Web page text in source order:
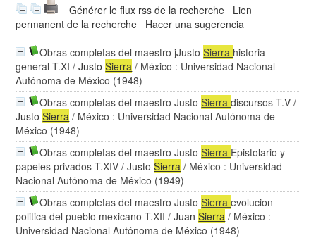
Générer le flux rss de la recherche
Lien
permanent de la recherche
Hacer una sugerencia
Obras completas del maestro jJustoSierra historia
general T.XI /JustoSierra / México : Universidad Nacional
Autónoma de México (1948)
Obras completas del maestro JustoSierradiscursos T.V /
JustoSierra / México : Universidad Nacional Autónoma de
México (1948)
Obras completas del maestro JustoSierra Epistolario y
papeles privados T.XIV /JustoSierra / México : Universidad
Nacional Autónoma de México (1949)
Obras completas del maestro JustoSierraevolucion
politica del pueblo mexicano T.XII /JuanSierra / México :
Universidad Nacional Autónoma de México (1948)